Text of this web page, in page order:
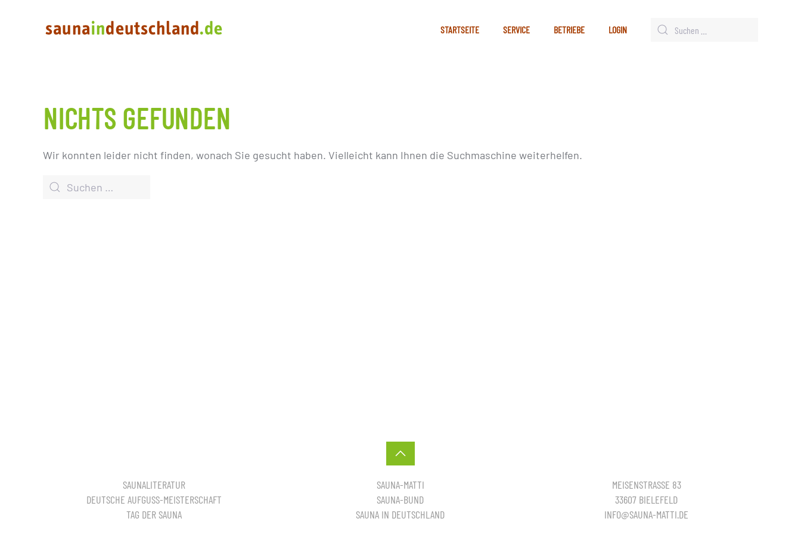
STARTSEITE SERVICE BETRIEBE LOGIN
NICHTS GEFUNDEN
Wir konnten leider nicht finden, wonach Sie gesucht haben. Vielleicht kann Ihnen die Suchmaschine weiterhelfen.
SAUNALITERATUR
DEUTSCHE AUFGUSS-MEISTERSCHAFT
TAG DER SAUNA
SAUNA-MATTI
SAUNA-BUND
SAUNA IN DEUTSCHLAND
MEISENSTRASSE 83
33607 BIELEFELD
INFO@SAUNA-MATTI.DE